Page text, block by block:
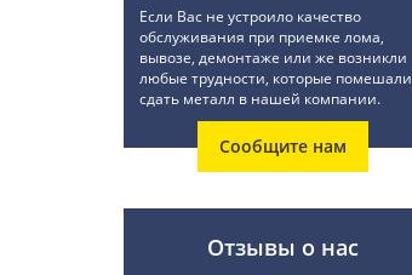
Если Вас не устроило качество
обслуживания при приемке лома,
вывозе, демонтаже или же возникли
любые трудности, которые помешали
сдать металл в нашей компании.
Сообщите нам
Отзывы о нас